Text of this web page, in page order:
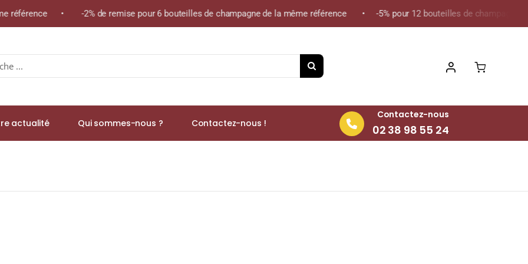
• -2% de remise pour 6 bouteilles de champagne de la même référence • -5% pour 12 bouteilles de champagne de la
actualité Qui sommes-nous ? Contactez-nous !
Contactez-nous
02 38 98 55 24